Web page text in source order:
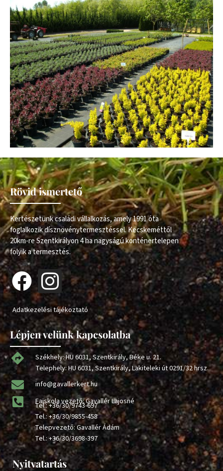
Rövid ismertető
Kertészetünk családi vállalkozás, amely 1991 óta
foglalkozik dísznövénytermesztéssel. Kecskeméttől
20km-re Szentkirályon 4 ha nagyságú konténertelepen
folyik a termesztés.
Adatkezelési tájékoztató
Lépjen velünk kapcsolatba
Székhely: HU 6031, Szentkirály, Béke u. 21.
Telephely: HU 6031, Szentkirály, Lakiteleki út 0291/32 hrsz.
info@gavallerkert.hu
Faiskola vezető: Gavallér Lajosné
Tel.:+36/30/9743-697
Tel.:+36/30/9855-458
Telepvezető: Gavallér Ádám
Tel.:+36/30/3698-397
Nyitvatartás